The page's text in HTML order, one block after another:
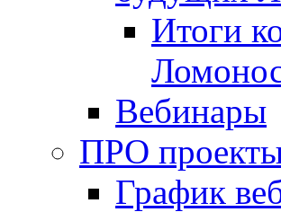
Итоги
Вебинары
ПРО
График